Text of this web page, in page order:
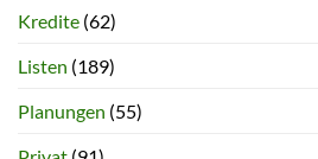
Kredite (62)
Listen (189)
Planungen (55)